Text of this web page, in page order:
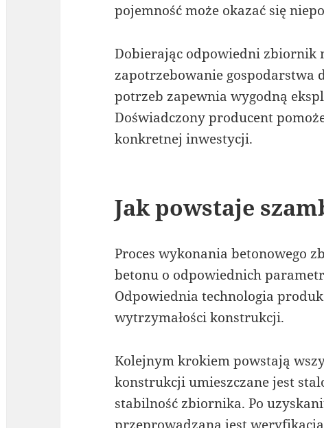
pojemność może okazać się
Dobierając odpowiedni zbiornik
zapotrzebowanie gospodarstwa
potrzeb zapewnia wygodną
Doświadczony producent
konkretnej inwestycji.
Jak powstaje
Proces wykonania betonowego
betonu o odpowiednich
Odpowiednia technologia
wytrzymałości konstrukcji.
Kolejnym krokiem powstają
konstrukcji umieszczane jest
stabilność zbiornika. Po